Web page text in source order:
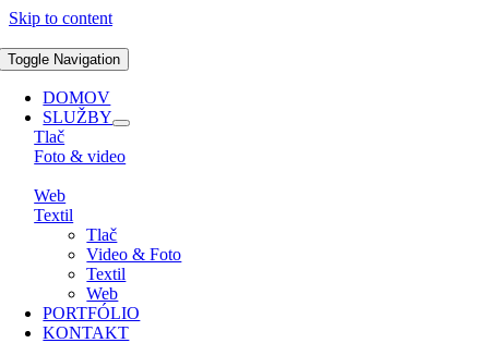
Skip to content
Toggle Navigation
DOMOV
SLUŽBY
Tlač
Foto & video
Web
Textil
Tlač
Video & Foto
Textil
Web
PORTFÓLIO
KONTAKT